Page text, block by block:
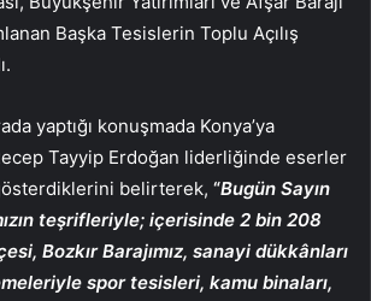
Başka Tesislerin Toplu Açılış
yaptığı konuşmada Konya’ya
Tayyip Erdoğan liderliğinde eserler
belirterek, “Bugün Sayın
teşrifleriyle; içerisinde 2 bin 208
Bozkır Barajımız, sanayi dükkânları
spor tesisleri, kamu binaları,